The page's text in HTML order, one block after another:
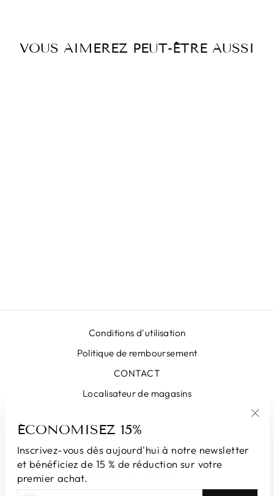
ÉCONOMISEZ 15%
Inscrivez-vous dès aujourd'hui à notre newsletter
et bénéficiez de 15 % de réduction sur votre
premier achat.
VOUS AIMEREZ PEUT-ÊTRE AUSSI
Conditions d'utilisation
Politique de remboursement
CONTACT
Localisateur de magasins
INSCRIVEZ-VOUS ET ÉCONOMISEZ
DEVISE